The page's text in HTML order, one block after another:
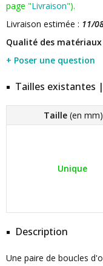
page "Livraison").
Livraison estimée : 11/
Qualité des matériaux
+ Poser une question
Tailles existantes |
Taille(en mm)
Unique
Description
Une paire de boucles